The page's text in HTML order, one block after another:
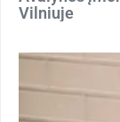
Vilniuje